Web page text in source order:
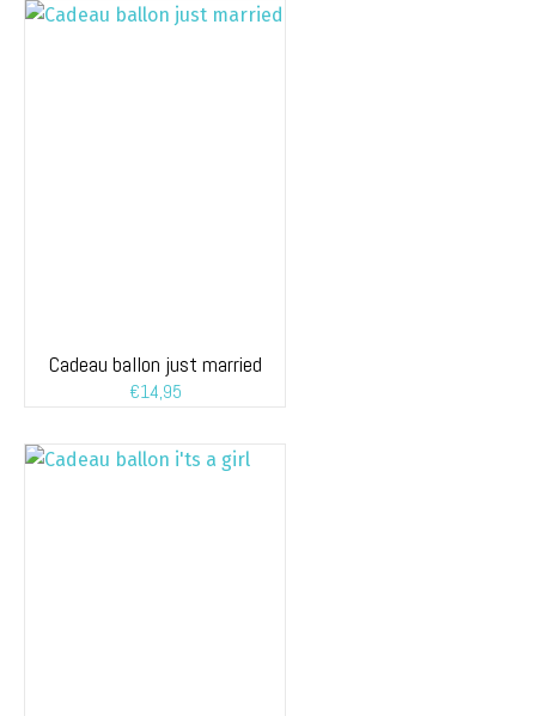
Cadeau ballon just married
€14,95